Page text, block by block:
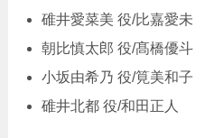
碓井愛菜美 役/比嘉愛未
朝比慎太郎 役/髙橋優斗
小坂由希乃 役/筧美和子
碓井北都 役/和田正人